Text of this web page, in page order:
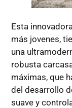
Esta
más jovenes,
una
robusta
máximas, que
del desarrollo
suave y